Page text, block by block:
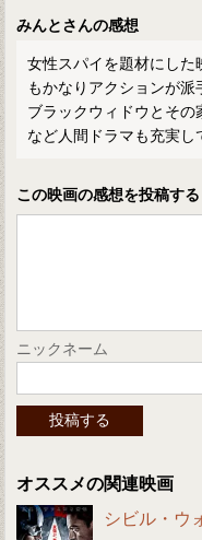
みんとさんの感想
女性スパイを題材にし
もかなりアクションが
ブラックウィドウとそ
など人間ドラマも充実し
この映画の感想を投稿する
ニックネーム
オススメの関連映画
シビル・ウ